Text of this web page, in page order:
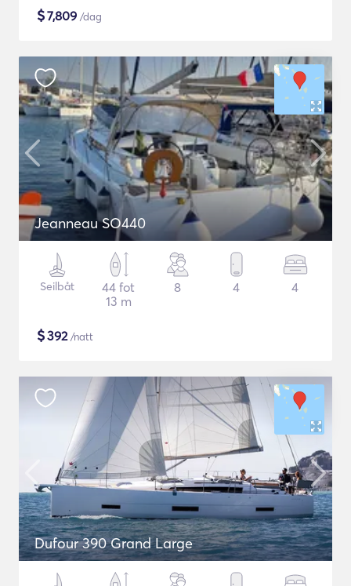
$7,809 /dag
Jeanneau SO440
Seilbåt
44 fot
13 m
8 4 4
$392/natt
Dufour 390 Grand Large